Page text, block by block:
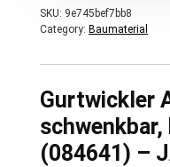
SKU: 9e745bef7bb8
Category: Baumaterial
Gurtwickler
(084641) –